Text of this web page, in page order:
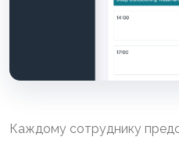
Каждому сотруднику